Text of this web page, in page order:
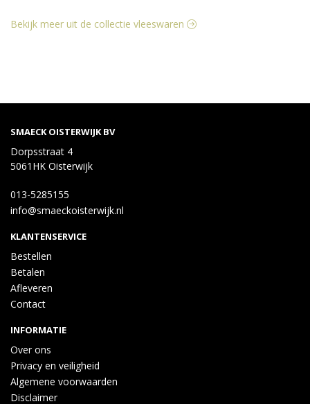
Bekijk meer uit de collectie vleeswaren
SMAECK OISTERWIJK BV
Dorpsstraat 4
5061HK Oisterwijk
013-5285155
info@smaeckoisterwijk.nl
KLANTENSERVICE
Bestellen
Betalen
Afleveren
Contact
INFORMATIE
Over ons
Privacy en veiligheid
Algemene voorwaarden
Disclaimer